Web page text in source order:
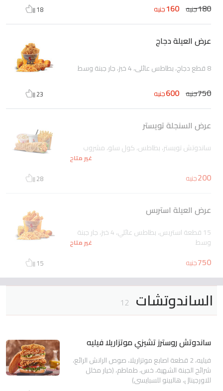
180جنيه 160جنيه 18
عرض العيلة دجاج
8 قطع دجاج، بطاطس عائلي، 4 خبز، جار جبنة وسط
750جنيه 600جنيه 23
عرض السنجلة تويستر
ساندوتش تويستر، بطاطس، كول سلو، مشروب
غير متاح
200جنيه 28
عرض العيلة استربس
15 قطعة استربس، بطاطس عائلي، 4 خبز، جار جبنة
وسط غير متاح
750جنيه 15
الساندوتشات 12
ساندوتش روسترز تشيزي موتزاريلا فيليه
فيليه، 2 قطعة اصابع موتزاريلا، صوص الرانش الرائع،
شرائح الجبنة الشهية، خس، طماطم، (خيار مخلل
للاورجينال، هالبينو للسبايسى)